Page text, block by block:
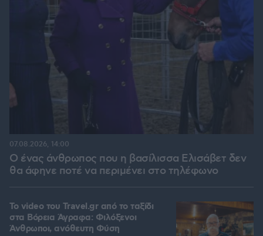
Ο ένας άνθρωπος που η βασίλισσα Ελισάβετ δεν
θα άφηνε ποτέ να περιμένει στο τηλέφωνο
07.08.2026, 14:00
To video του Travel.gr από το ταξίδι
στα Βόρεια Άγραφα: Φιλόξενοι
Άνθρωποι, ανόθευτη Φύση